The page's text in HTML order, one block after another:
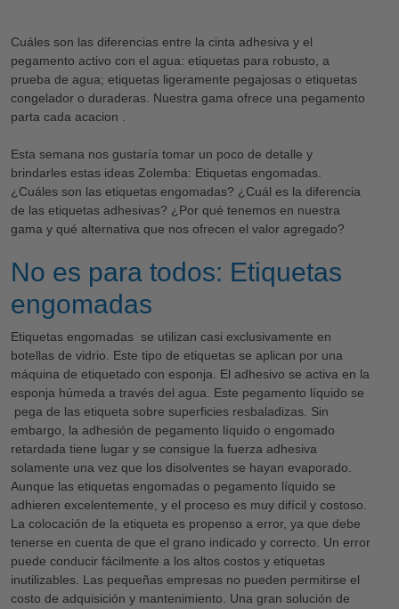
Cuáles son las diferencias entre la cinta adhesiva y el
pegamento activo con el agua: etiquetas para robusto, a
prueba de agua; etiquetas ligeramente pegajosas o etiquetas
congelador o duraderas. Nuestra gama ofrece una pegamento
parta cada acacion .
Esta semana nos gustaría tomar un poco de detalle y
brindarles estas ideas Zolemba: Etiquetas engomadas.
¿Cuáles son las etiquetas engomadas? ¿Cuál es la diferencia
de las etiquetas adhesivas? ¿Por qué tenemos en nuestra
gama y qué alternativa que nos ofrecen el valor agregado?
No es para todos: Etiquetas
engomadas
Etiquetas engomadas se utilizan casi exclusivamente en
botellas de vidrio. Este tipo de etiquetas se aplican por una
máquina de etiquetado con esponja. El adhesivo se activa en la
esponja húmeda a través del agua. Este pegamento líquido se
pega de las etiqueta sobre superficies resbaladizas. Sin
embargo, la adhesión de pegamento líquido o engomado
retardada tiene lugar y se consigue la fuerza adhesiva
solamente una vez que los disolventes se hayan evaporado.
Aunque las etiquetas engomadas o pegamento líquido se
adhieren excelentemente, y el proceso es muy difícil y costoso.
La colocación de la etiqueta es propenso a error, ya que debe
tenerse en cuenta de que el grano indicado y correcto. Un error
puede conducir fácilmente a los altos costos y etiquetas
inutilizables. Las pequeñas empresas no pueden permitirse el
costo de adquisición y mantenimiento. Una gran solución de